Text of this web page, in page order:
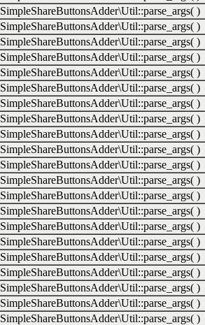
SimpleShareButtonsAdder\Util::parse_args( )
SimpleShareButtonsAdder\Util::parse_args( )
SimpleShareButtonsAdder\Util::parse_args( )
SimpleShareButtonsAdder\Util::parse_args( )
SimpleShareButtonsAdder\Util::parse_args( )
SimpleShareButtonsAdder\Util::parse_args( )
SimpleShareButtonsAdder\Util::parse_args( )
SimpleShareButtonsAdder\Util::parse_args( )
SimpleShareButtonsAdder\Util::parse_args( )
SimpleShareButtonsAdder\Util::parse_args( )
SimpleShareButtonsAdder\Util::parse_args( )
SimpleShareButtonsAdder\Util::parse_args( )
SimpleShareButtonsAdder\Util::parse_args( )
SimpleShareButtonsAdder\Util::parse_args( )
SimpleShareButtonsAdder\Util::parse_args( )
SimpleShareButtonsAdder\Util::parse_args( )
SimpleShareButtonsAdder\Util::parse_args( )
SimpleShareButtonsAdder\Util::parse_args( )
SimpleShareButtonsAdder\Util::parse_args( )
SimpleShareButtonsAdder\Util::parse_args( )
SimpleShareButtonsAdder\Util::parse_args( )